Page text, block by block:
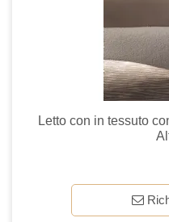
Letto con in tessuto